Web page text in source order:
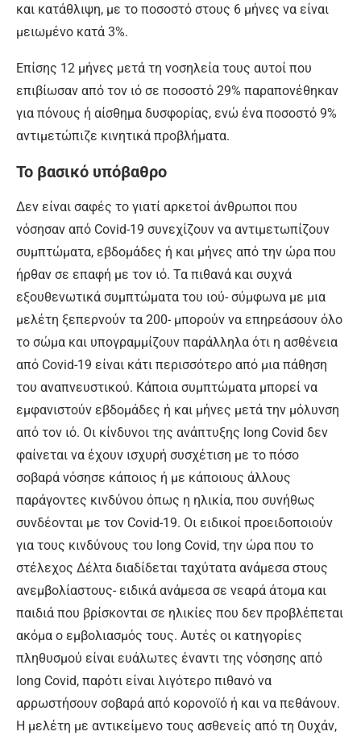
και κατάθλιψη, με το ποσοστό στους 6 μήνες να είναι
μειωμένο κατά 3%.
Επίσης 12 μήνες μετά τη νοσηλεία τους αυτοί που
επιβίωσαν από τον ιό σε ποσοστό 29% παραπονέθηκαν
για πόνους ή αίσθημα δυσφορίας, ενώ ένα ποσοστό 9%
αντιμετώπιζε κινητικά προβλήματα.
Το βασικό υπόβαθρο
Δεν είναι σαφές το γιατί αρκετοί άνθρωποι που
νόσησαν από Covid-19 συνεχίζουν να αντιμετωπίζουν
συμπτώματα, εβδομάδες ή και μήνες από την ώρα που
ήρθαν σε επαφή με τον ιό. Τα πιθανά και συχνά
εξουθενωτικά συμπτώματα του ιού- σύμφωνα με μια
μελέτη ξεπερνούν τα 200- μπορούν να επηρεάσουν όλο
το σώμα και υπογραμμίζουν παράλληλα ότι η ασθένεια
από Covid-19 είναι κάτι περισσότερο από μια πάθηση
του αναπνευστικού. Κάποια συμπτώματα μπορεί να
εμφανιστούν εβδομάδες ή και μήνες μετά την μόλυνση
από τον ιό. Οι κίνδυνοι της ανάπτυξης long Covid δεν
φαίνεται να έχουν ισχυρή συσχέτιση με το πόσο
σοβαρά νόσησε κάποιος ή με κάποιους άλλους
παράγοντες κινδύνου όπως η ηλικία, που συνήθως
συνδέονται με τον Covid-19. Οι ειδικοί προειδοποιούν
για τους κινδύνους του long Covid, την ώρα που το
στέλεχος Δέλτα διαδίδεται ταχύτατα ανάμεσα στους
ανεμβολίαστους- ειδικά ανάμεσα σε νεαρά άτομα και
παιδιά που βρίσκονται σε ηλικίες που δεν προβλέπεται
ακόμα ο εμβολιασμός τους. Αυτές οι κατηγορίες
πληθυσμού είναι ευάλωτες έναντι της νόσησης από
long Covid, παρότι είναι λιγότερο πιθανό να
αρρωστήσουν σοβαρά από κορονοϊό ή και να πεθάνουν.
Η μελέτη με αντικείμενο τους ασθενείς από τη Ουχάν,